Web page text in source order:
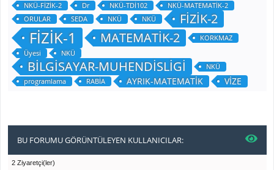
NKÜ-FİZİK-2 Dr NKÜ-TDİ102
NKÜ-MATEMATİK-2
ORULAR
SEDA NKÜ NKÜ FİZİK-2
FİZİK-1 MATEMATİK-2
KORKMAZ
Üyesi
NKÜ
BİLGİSAYAR-MUHENDİSLİGİ
NKÜ
programlama
RABİA AYRIK-MATEMATİK VİZE
BU FORUMU GÖRÜNTÜLEYEN KULLANICILAR:
2 Ziyaretçi(ler)